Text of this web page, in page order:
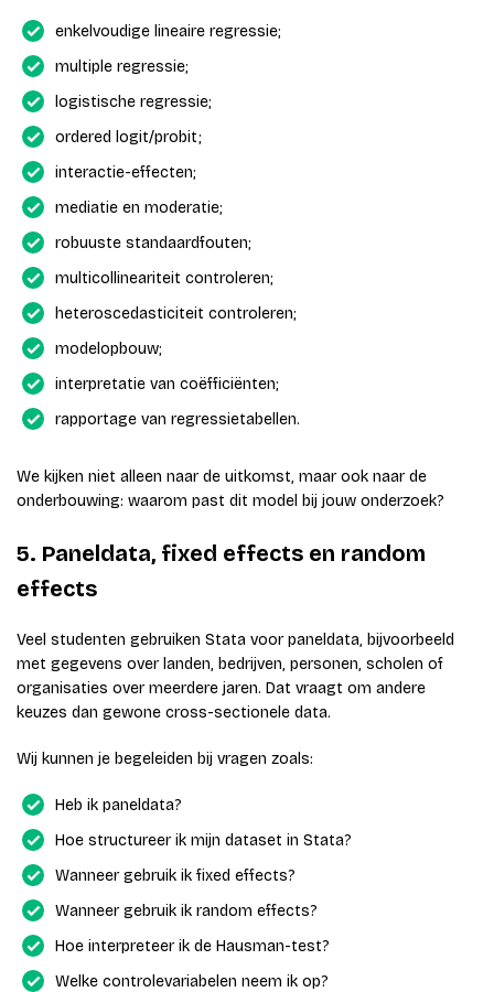
enkelvoudige lineaire regressie;
multiple regressie;
logistische regressie;
ordered logit/probit;
interactie-effecten;
mediatie en moderatie;
robuuste standaardfouten;
multicollineariteit controleren;
heteroscedasticiteit controleren;
modelopbouw;
interpretatie van coëfficiënten;
rapportage van regressietabellen.
We kijken niet alleen naar de uitkomst, maar ook naar de
onderbouwing: waarom past dit model bij jouw onderzoek?
5. Paneldata, fixed effects en random
effects
Veel studenten gebruiken Stata voor paneldata, bijvoorbeeld
met gegevens over landen, bedrijven, personen, scholen of
organisaties over meerdere jaren. Dat vraagt om andere
keuzes dan gewone cross-sectionele data.
Wij kunnen je begeleiden bij vragen zoals:
Heb ik paneldata?
Hoe structureer ik mijn dataset in Stata?
Wanneer gebruik ik fixed effects?
Wanneer gebruik ik random effects?
Hoe interpreteer ik de Hausman-test?
Welke controlevariabelen neem ik op?